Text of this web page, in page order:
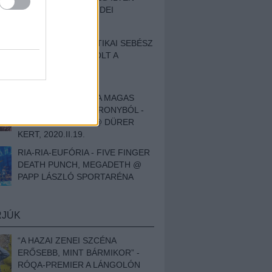
BESZÁMOLÓNK AZ IDEI
EGY HALLÁSPLASZTIKAI SEBÉSZ
NAPLÓJA - ILYEN VOLT A
DOKUMENTUMFILM
MÉLY FÉRFIBÁNAT A MAGAS
ELEFÁNTCSONTTORONYBÓL -
LEPROUS, KLONE @ DÜRER
KERT, 2020.II.19.
RIA-RIA-EUFÓRIA - FIVE FINGER
DEATH PUNCH, MEGADETH @
PAPP LÁSZLÓ SPORTARÉNA
“A HAZAI ZENEI SZCÉNA
ERŐSEBB, MINT BÁRMIKOR” -
RÓQA-PREMIER A LÁNGOLÓN